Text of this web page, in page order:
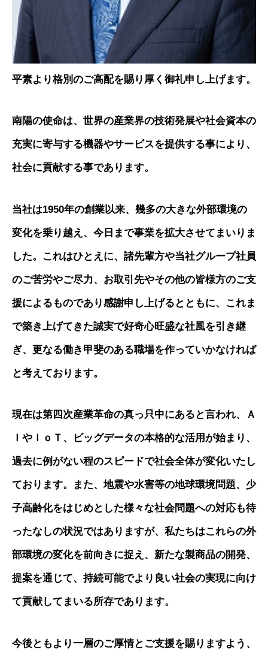
平素より格別のご高配を賜り厚く御礼申し上げます。
南陽の使命は、世界の産業界の技術発展や社会資本の
充実に寄与する機器やサービスを提供する事により、
社会に貢献する事であります。
当社は1950年の創業以来、幾多の大きな外部環境の
変化を乗り越え、今日まで事業を拡大させてまいりま
した。これはひとえに、諸先輩方や当社グループ社員
のご苦労やご尽力、お取引先やその他の皆様方のご支
援によるものであり感謝申し上げるとともに、これま
で築き上げてきた誠実で好奇心旺盛な社風を引き継
ぎ、更なる働き甲斐のある職場を作っていかなければ
と考えております。
現在は第四次産業革命の真っ只中にあると言われ、Ａ
ＩやＩｏＴ、ビッグデータの本格的な活用が始まり、
過去に例がない程のスピードで社会全体が変化いたし
ております。また、地震や水害等の地球環境問題、少
子高齢化をはじめとした様々な社会問題への対応も待
ったなしの状況ではありますが、私たちはこれらの外
部環境の変化を前向きに捉え、新たな製商品の開発、
提案を通じて、持続可能でより良い社会の実現に向け
て貢献してまいる所存であります。
今後ともより一層のご厚情とご支援を賜りますよう、